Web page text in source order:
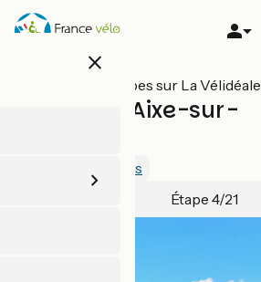
Aller
au
close
Toutes les étapes sur La Vélidéale
Limoges / Aixe-sur-
Voir 3 avis
Étape 4/21